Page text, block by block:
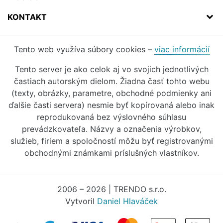
KONTAKT
Tento web využíva súbory cookies – viac informácií
Tento server je ako celok aj vo svojich jednotlivých
častiach autorským dielom. Žiadna časť tohto webu
(texty, obrázky, parametre, obchodné podmienky ani
ďalšie časti servera) nesmie byť kopírovaná alebo inak
reprodukovaná bez výslovného súhlasu
prevádzkovateľa. Názvy a označenia výrobkov,
služieb, firiem a spoločností môžu byť registrovanými
obchodnými známkami príslušných vlastníkov.
2006 – 2026 | TRENDO s.r.o.
Vytvoril Daniel Hlaváček